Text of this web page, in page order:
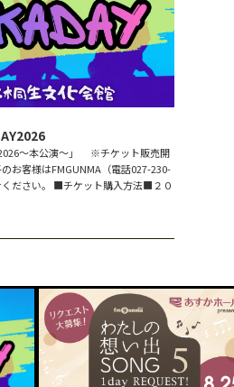
25:00
25:00
28:00
28:00
〜本公演〜」 ※チケット販売開
お客様はFMGUNMA（電話027-230-
ください。 ■チケット購入方法■２０